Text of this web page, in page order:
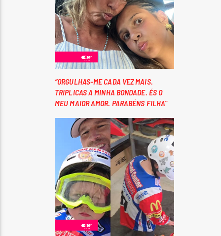
“ORGULHAS-ME CADA VEZ MAIS.
TRIPLICAS A MINHA BONDADE. ÉS O
MEU MAIOR AMOR. PARABÉNS FILHA”